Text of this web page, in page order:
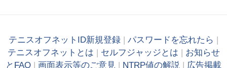
テニスオフネットID新規登録 | パスワードを忘れたら |
テニスオフネットとは | セルフジャッジとは | お知らせ
とFAQ | 画面表示等のご意見 | NTRP値の解説 | 広告掲載